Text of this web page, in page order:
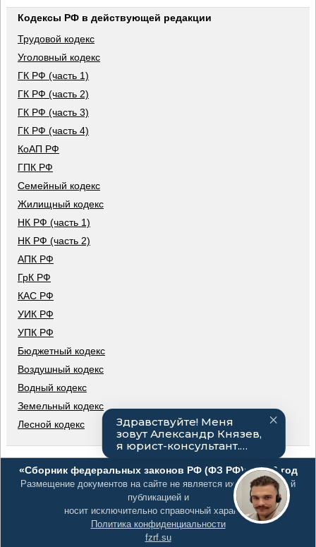
Кодексы РФ в действующей редакции
Трудовой кодекс
Уголовный кодекс
ГК РФ (часть 1)
ГК РФ (часть 2)
ГК РФ (часть 3)
ГК РФ (часть 4)
КоАП РФ
ГПК РФ
Семейный кодекс
Жилищный кодекс
НК РФ (часть 1)
НК РФ (часть 2)
АПК РФ
ГрК РФ
КАС РФ
УИК РФ
УПК РФ
Бюджетный кодекс
Воздушный кодекс
Водный кодекс
Земельный кодекс
Лесной кодекс
«Сборник федеральных законов РФ (ФЗ РФ)», 2026 год
Размещение документов на сайте не является их официальной
публикацией и
носит исключительно справочный характер
Политика конфиденциальности
fzrf.su